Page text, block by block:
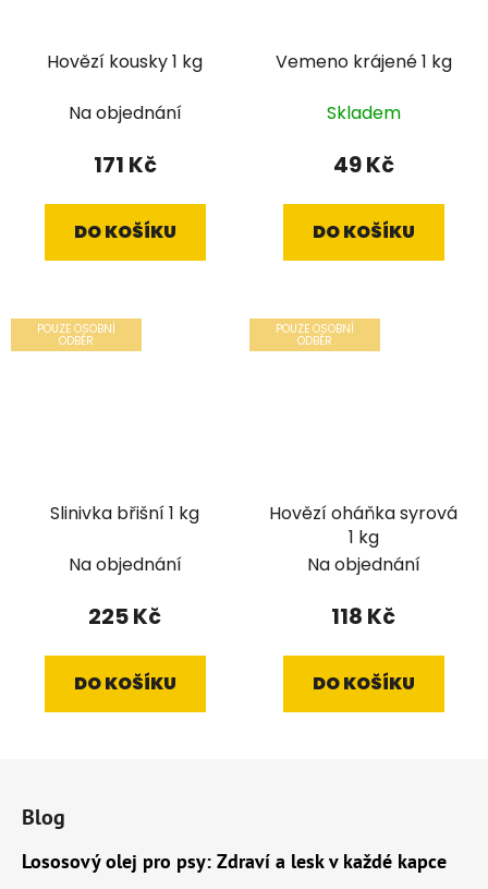
Hovězí kousky 1 kg
Na objednání
171 Kč
DO KOŠÍKU
Vemeno krájené 1 kg
Skladem
49 Kč
DO KOŠÍKU
POUZE OSOBNÍ
ODBĚR
Slinivka břišní 1 kg
Na objednání
225 Kč
DO KOŠÍKU
POUZE OSOBNÍ
ODBĚR
Hovězí oháňka syrová
1 kg
Na objednání
118 Kč
DO KOŠÍKU
Blog
Lososový olej pro psy: Zdraví a lesk v každé kapce